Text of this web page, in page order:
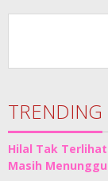
TRENDING
Hilal Tak
Masih